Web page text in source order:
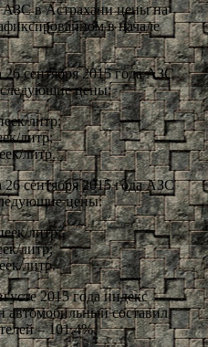
АЗС в Астрахани цены на
в начале
сентября 2015 года АЗС
следующие цены:
литр;
литр;
литр.
сентября 2015 года АЗС
цены:
литр;
литр;
литр.
2015 года индекс
автомобильный составил
– 101,4%.